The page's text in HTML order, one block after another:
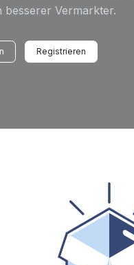
besserer Vermarkter.
Registrieren